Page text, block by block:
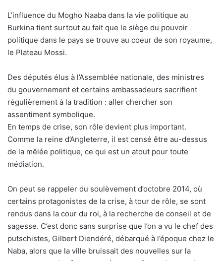
L’influence du Mogho Naaba dans la vie politique au
Burkina tient surtout au fait que le siège du pouvoir
politique dans le pays se trouve au coeur de son royaume,
le Plateau Mossi.
Des députés élus à l’Assemblée nationale, des ministres
du gouvernement et certains ambassadeurs sacrifient
régulièrement à la tradition : aller chercher son
assentiment symbolique.
En temps de crise, son rôle devient plus important.
Comme la reine d’Angleterre, il est censé être au-dessus
de la mêlée politique, ce qui est un atout pour toute
médiation.
On peut se rappeler du soulèvement d’octobre 2014, où
certains protagonistes de la crise, à tour de rôle, se sont
rendus dans la cour du roi, à la recherche de conseil et de
sagesse. C’est donc sans surprise que l’on a vu le chef des
putschistes, Gilbert Diendéré, débarqué à l’époque chez le
Naba, alors que la ville bruissait des nouvelles sur la